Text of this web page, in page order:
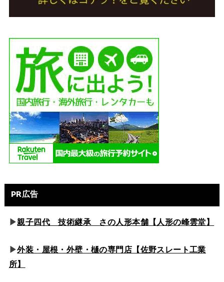
PR広告
▶親子四代 技術継承 さの人形本舗【人形の峰雲堂】
▶外装・屋根・外壁・樋の専門店【佐野スレート工業
所】